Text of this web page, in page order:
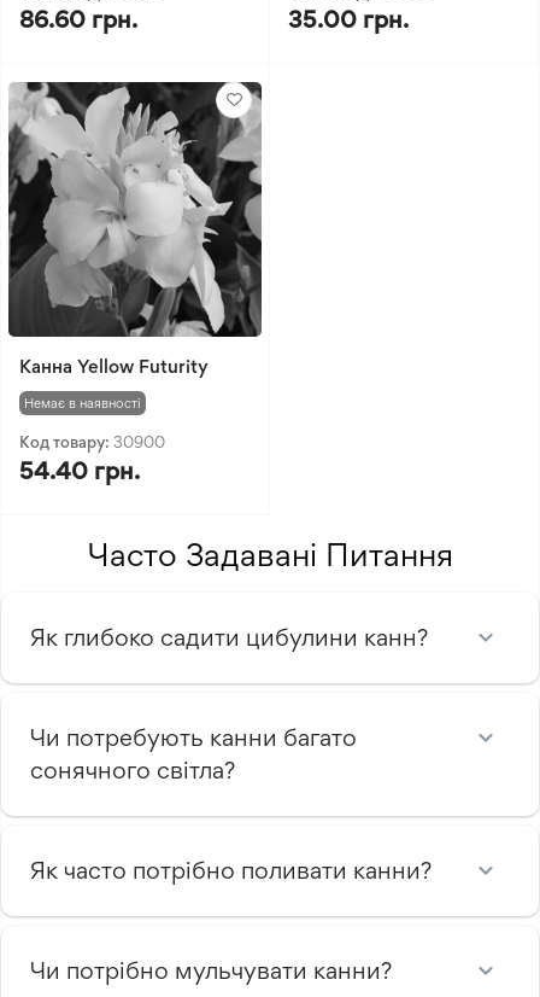
86.60 грн. 35.00 грн.
Канна Yellow Futurity
Немає в наявності
Код товару: 30900
54.40 грн.
Часто Задавані Питання
Як глибоко садити цибулини канн?
Чи потребують канни багато
сонячного світла?
Як часто потрібно поливати канни?
Чи потрібно мульчувати канни?